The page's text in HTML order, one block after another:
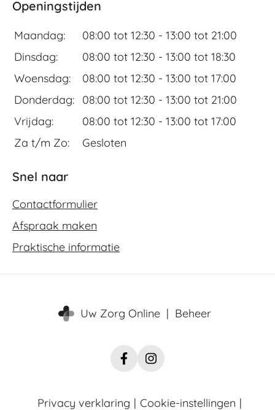
Openingstijden
Maandag: 08:00 tot 12:30 - 13:00 tot 21:00
Dinsdag:
08:00 tot 12:30 - 13:00 tot 18:30
Woensdag:
08:00 tot 12:30 - 13:00 tot 17:00
Donderdag:
08:00 tot 12:30 - 13:00 tot 21:00
Vrijdag:
08:00 tot 12:30 - 13:00 tot 17:00
Za t/m Zo:
Gesloten
Snel naar
Contactformulier
Afspraak maken
Praktische informatie
Uw Zorg Online | Beheer
FacebookInstagram
Privacy verklaring | Cookie-instellingen |